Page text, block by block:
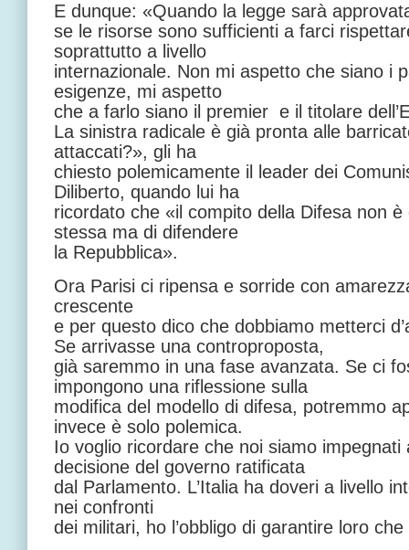
E dunque: «Quando la legge sarà
se le risorse sono sufficienti a farci
soprattutto a livello
internazionale. Non mi aspetto che siano i
esigenze, mi aspetto
che a farlo siano il premier e il titolare
La sinistra radicale è già pronta alle
attaccati?», gli ha
chiesto polemicamente il leader dei
Diliberto, quando lui ha
ricordato che «il compito della Difesa non
stessa ma di difendere
la Repubblica».
Ora Parisi ci ripensa e sorride con
crescente
e per questo dico che dobbiamo metterci
Se arrivasse una controproposta,
già saremmo in una fase avanzata. Se ci
impongono una riflessione sulla
modifica del modello di difesa, potremmo
invece è solo polemica.
Io voglio ricordare che noi siamo impegnati
decisione del governo ratificata
dal Parlamento. L’Italia ha doveri a livello
nei confronti
dei militari, ho l’obbligo di garantire loro